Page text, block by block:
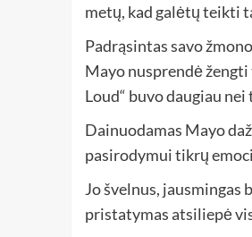
metų, kad galėtų teikti
Padrąsintas savo
Mayo nusprendė
Loud“ buvo daugiau
Dainuodamas Mayo
pasirodymui tikrų
Jo švelnus, jausmingas
pristatymas atsiliepė